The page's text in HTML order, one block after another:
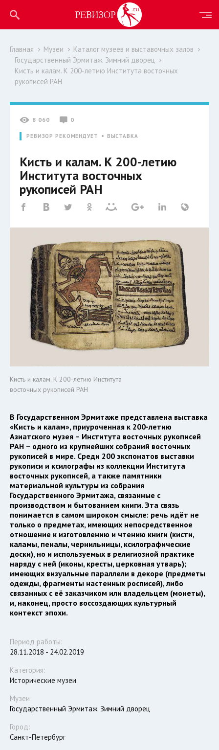
Главная Музеи
Каталог музеев и выставочных залов
Государственный Эрмитаж. Зимний дворец
Кисть и калам. К 200-летию Института восточных
рукописей РАН
8 060 0
РЕВИЗОР РЕКОМЕНДУЕТ ВЫСТАВКА
Кисть и калам. К 200-летию
Института восточных
рукописей РАН
Кисть и калам. К 200-летию Института
восточных рукописей РАН
В Государственном Эрмитаже представлена выставка
«Кисть и калам», приуроченная к 200-летию
Азиатского музея – Института восточных рукописей
РАН – одного из крупнейших собраний восточных
рукописей в мире. Среди 200 экспонатов выставки
рукописи и ксилографы из коллекции Института
восточных рукописей, а также памятники
материальной культуры из собрания
Государственного Эрмитажа, связанные с
производством и бытованием книги. Эта связь
понимается в самом широком смысле: речь идёт не
только о предметах, имеющих непосредственное
отношение к изготовлению и чтению книги (кисти,
каламы, пеналы, чернильницы, ксилографические
доски), но и используемых в религиозной практике
наряду с ней (иконы, кресты, церковная утварь);
имеющих визуальные параллели в декоре (предметы
одежды, фрагменты настенных росписей), либо
связанных с её заказчиком или владельцем (монеты),
и, наконец, просто воссоздающих культурный
контекст эпохи.
Период работы:
28.11.2018 - 24.02.2019
Категория:
Исторические музеи
Музеи:
Государственный Эрмитаж. Зимний дворец
Город:
Санкт-Петербург